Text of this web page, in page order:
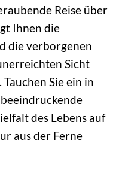
Reise über
Ihnen die
die verborgenen
Sicht
Sie ein in
des Lebens auf
aus der Ferne